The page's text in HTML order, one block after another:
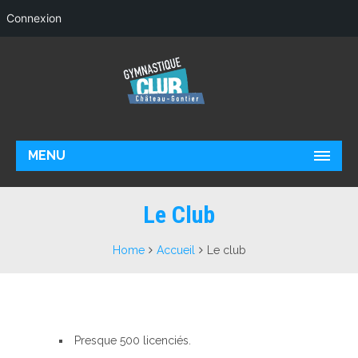
MENU
Le Club
Home Accueil Le club
Presque 500 licenciés.
Connexion